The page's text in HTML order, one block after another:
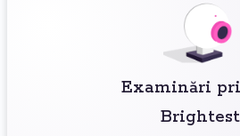
Examinări
Brightest